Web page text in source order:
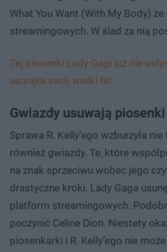
What You Want (With My Body)
streamingowych. W ślad za nią
Tej piosenki Lady Gagi już nie
usunęła swój wielki hit
Gwiazdy usuwają piosenki
Sprawa R. Kelly’ego wzburzyła
również gwiazdy. Te, które
na znak sprzeciwu wobec jego
drastyczne kroki. Lady Gaga
platform streamingowych.
poczynić Celine Dion. Niestety
piosenkarki i R. Kelly’ego nie